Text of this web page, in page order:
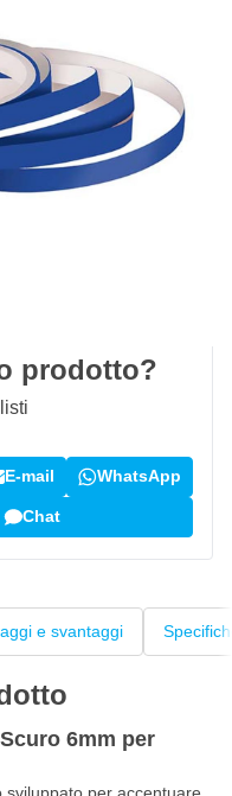
al Carrello
prodotto?
E-mail WhatsApp
Chat
e svantaggi
6mm per